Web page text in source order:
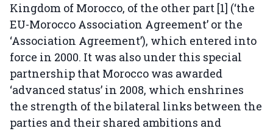
Kingdom of Morocco, of the other part [1] (‘the
EU-Morocco Association Agreement’ or the
‘Association Agreement’), which entered into
force in 2000. It was also under this special
partnership that Morocco was awarded
‘advanced status’ in 2008, which enshrines
the strength of the bilateral links between the
parties and their shared ambitions and